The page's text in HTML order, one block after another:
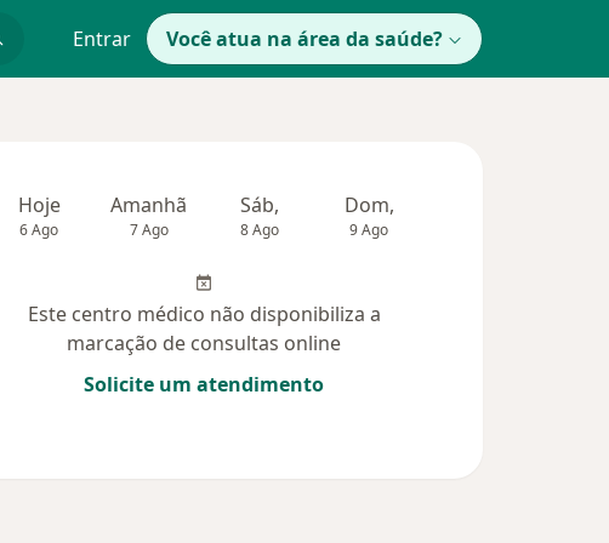
Entrar Você atua na área da saúde?
Hoje
6 Ago
Amanhã
7 Ago
Sáb,
8 Ago
Dom,
9 Ago
Este centro médico não disponibiliza a
marcação de consultas online
Solicite um atendimento